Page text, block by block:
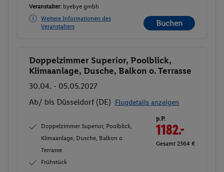
Veranstalter: byebye gmbh
Weitere Informationen des
Veranstalters
Buchen
Buchen
Doppelzimmer Superior, Poolblick,
Klimaanlage, Dusche, Balkon o. Terrasse
30.04. - 05.05.2027
Ab/ bis Düsseldorf (DE) Flugdetails anzeigen
Doppelzimmer Superior, Poolblick,
Klimaanlage, Dusche, Balkon o.
Terrasse
Frühstück
p.P.
1182.-
Gesamt 2364 €